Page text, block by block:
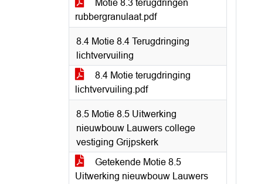
Motie 8.3 terugdringen
rubbergranulaat.pdf
8.4 Motie 8.4 Terugdringing
lichtvervuiling
8.4 Motie terugdringing
lichtvervuiling.pdf
8.5 Motie 8.5 Uitwerking
nieuwbouw Lauwers college
vestiging Grijpskerk
Getekende Motie 8.5
Uitwerking nieuwbouw Lauwers